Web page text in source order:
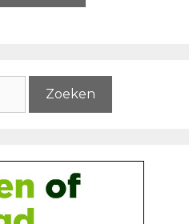
Zoeken